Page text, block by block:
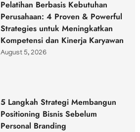
Pelatihan Berbasis Kebutuhan
Perusahaan: 4 Proven & Powerful
Strategies untuk Meningkatkan
Kompetensi dan Kinerja Karyawan
August 5, 2026
5 Langkah Strategi Membangun
Positioning Bisnis Sebelum
Personal Branding